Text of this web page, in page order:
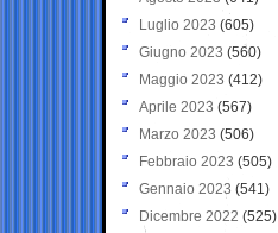
Luglio 2023 (605)
Giugno 2023 (560)
Maggio 2023 (412)
Aprile 2023 (567)
Marzo 2023 (506)
Febbraio 2023 (505)
Gennaio 2023 (541)
Dicembre 2022 (525)